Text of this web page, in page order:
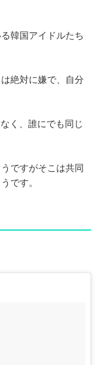
韓国アイドルたち
絶対に嫌で、自分
く、誰にでも同じ
ですがそこは共同
です。